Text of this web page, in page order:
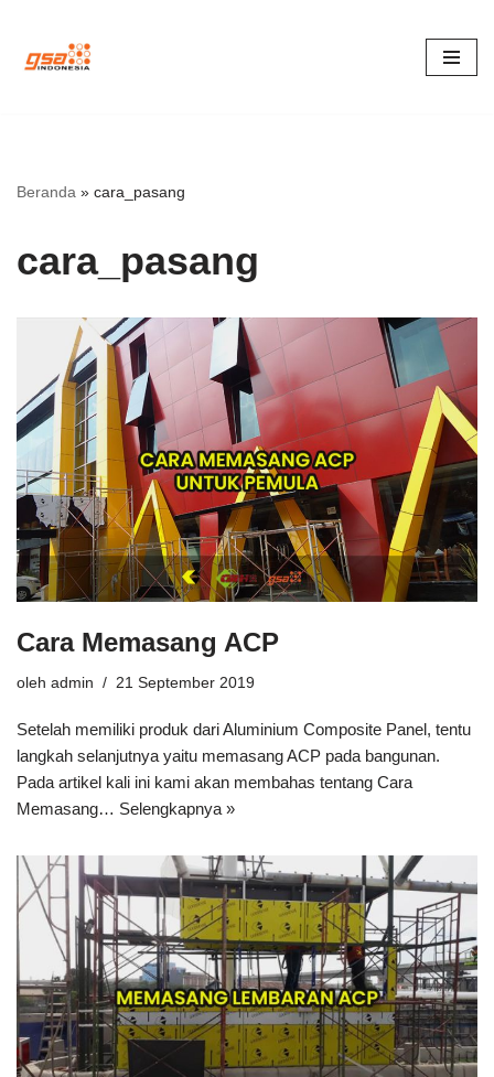
Lompat
Beranda » cara_pasang
cara_pasang
Cara Memasang ACP
oleh admin 21 September 2019
Setelah memiliki produk dari Aluminium Composite Panel, tentu
langkah selanjutnya yaitu memasang ACP pada bangunan.
Pada artikel kali ini kami akan membahas tentang Cara
Memasang… Selengkapnya »